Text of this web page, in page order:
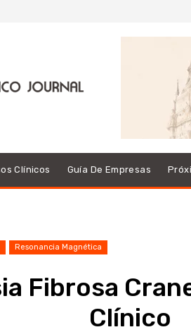
Clínicos Guía De Empresas
Resonancia Magnética
Fibrosa
Clínico